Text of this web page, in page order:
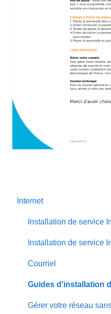
Internet
Installation de service
Installation de service
Courriel
Guides d'installation
Gérer votre réseau